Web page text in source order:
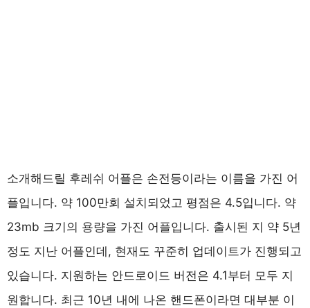
소개해드릴 후레쉬 어플은 손전등이라는 이름을 가진 어
플입니다. 약 100만회 설치되었고 평점은 4.5입니다. 약
23mb 크기의 용량을 가진 어플입니다. 출시된 지 약 5년
정도 지난 어플인데, 현재도 꾸준히 업데이트가 진행되고
있습니다. 지원하는 안드로이드 버전은 4.1부터 모두 지
원합니다. 최근 10년 내에 나온 핸드폰이라면 대부분 이